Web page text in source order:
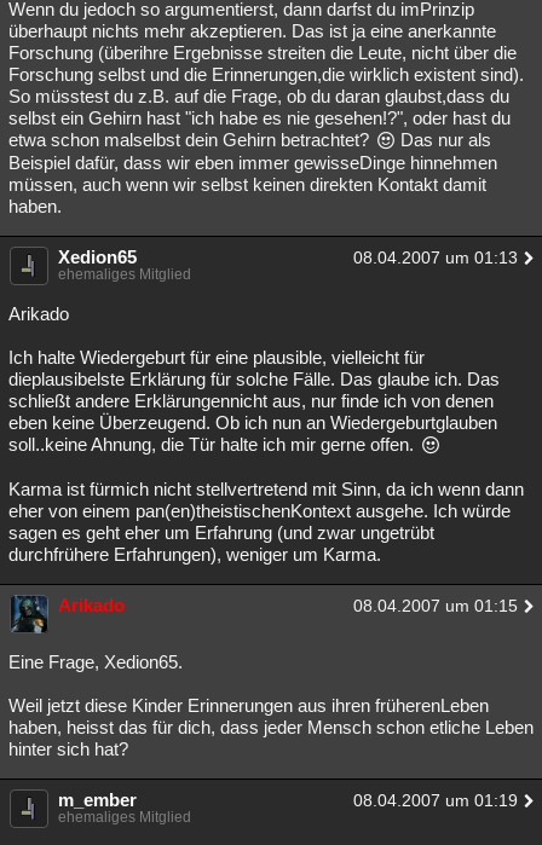
Wenn du jedoch so argumentierst, dann darfst du imPrinzip
überhaupt nichts mehr akzeptieren. Das ist ja eine anerkannte
Forschung (überihre Ergebnisse streiten die Leute, nicht über die
Forschung selbst und die Erinnerungen,die wirklich existent sind).
So müsstest du z.B. auf die Frage, ob du daran glaubst,dass du
selbst ein Gehirn hast "ich habe es nie gesehen!?", oder hast du
etwa schon malselbst dein Gehirn betrachtet?
Das nur als
Beispiel dafür, dass wir eben immer gewisseDinge hinnehmen
müssen, auch wenn wir selbst keinen direkten Kontakt damit
haben.
Xedion65 08.04.2007 um 01:13
ehemaliges Mitglied
Arikado
Ich halte Wiedergeburt für eine plausible, vielleicht für
dieplausibelste Erklärung für solche Fälle. Das glaube ich. Das
schließt andere Erklärungennicht aus, nur finde ich von denen
eben keine Überzeugend. Ob ich nun an Wiedergeburtglauben
soll..keine Ahnung, die Tür halte ich mir gerne offen.
Karma ist fürmich nicht stellvertretend mit Sinn, da ich wenn dann
eher von einem pan(en)theistischenKontext ausgehe. Ich würde
sagen es geht eher um Erfahrung (und zwar ungetrübt
durchfrühere Erfahrungen), weniger um Karma.
Arikado 08.04.2007 um 01:15
Eine Frage, Xedion65.
Weil jetzt diese Kinder Erinnerungen aus ihren früherenLeben
haben, heisst das für dich, dass jeder Mensch schon etliche Leben
hinter sich hat?
m_ember 08.04.2007 um 01:19
ehemaliges Mitglied